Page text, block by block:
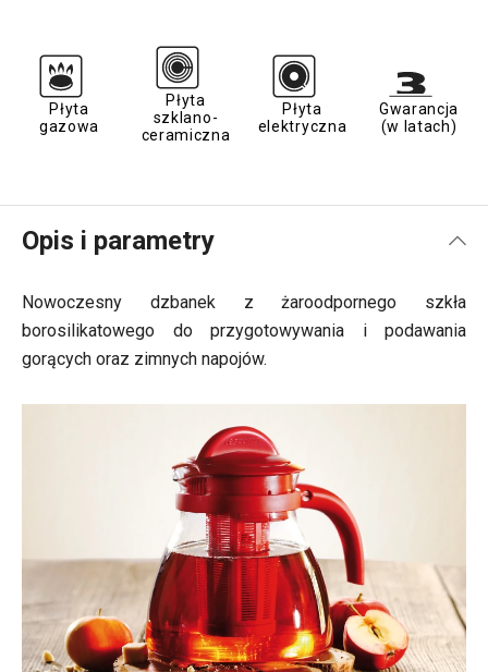
Płyta
gazowa
Płyta
szklano-
ceramiczna
Płyta
elektryczna
Gwarancja
(w latach)
Opis i parametry
Nowoczesny dzbanek z żaroodpornego szkła
borosilikatowego do przygotowywania i podawania
gorących oraz zimnych napojów.